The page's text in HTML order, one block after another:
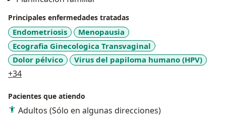
Principales enfermedades tratadas
Endometriosis
Menopausia
Ecografia Ginecologica Transvaginal
Dolor pélvico
Virus del papiloma humano (HPV)
+34a11y_sr_more_diseases
Pacientes que atiendo
Adultos (Sólo en algunas direcciones)